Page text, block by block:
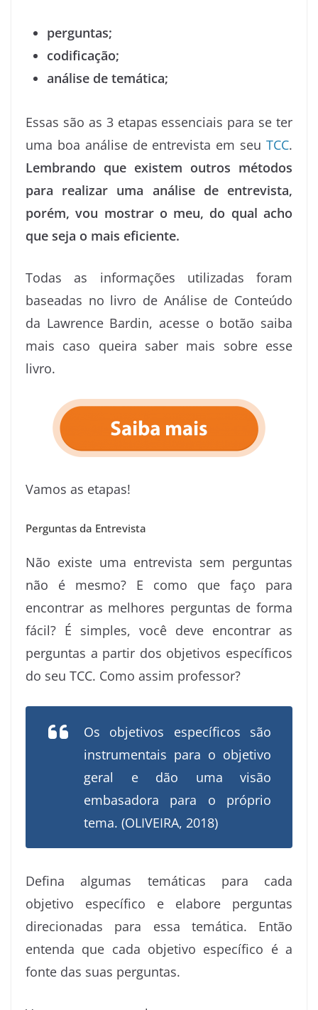
perguntas;
codificação;
análise de temática;
Essas são as 3 etapas essenciais para se ter
uma boa análise de entrevista em seu TCC.
Lembrando que existem outros métodos
para realizar uma análise de entrevista,
porém, vou mostrar o meu, do qual acho
que seja o mais eficiente.
Todas as informações utilizadas foram
baseadas no livro de Análise de Conteúdo
da Lawrence Bardin, acesse o botão saiba
mais caso queira saber mais sobre esse
livro.
Vamos as etapas!
Perguntas da Entrevista
Não existe uma entrevista sem perguntas
não é mesmo? E como que faço para
encontrar as melhores perguntas de forma
fácil? É simples, você deve encontrar as
perguntas a partir dos objetivos específicos
do seu TCC. Como assim professor?
Os objetivos específicos são
instrumentais para o objetivo
geral e dão uma visão
embasadora para o próprio
tema. (OLIVEIRA, 2018)
Defina algumas temáticas para cada
objetivo específico e elabore perguntas
direcionadas para essa temática. Então
entenda que cada objetivo específico é a
fonte das suas perguntas.